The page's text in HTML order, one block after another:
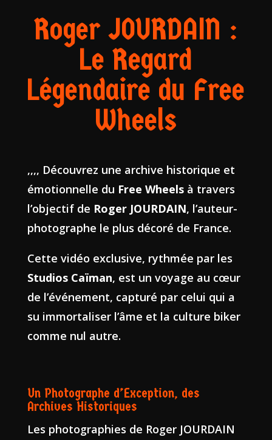
Roger JOURDAIN :
Le Regard
Légendaire du Free
Wheels
,,,, Découvrez une archive historique et
émotionnelle du Free Wheelsà travers
l’objectif de Roger JOURDAIN, l’auteur-
photographe le plus décoré de France.
Cette vidéo exclusive, rythmée par les
Studios Caïman, est un voyage au cœur
de l’événement, capturé par celui qui a
su immortaliser l’âme et la culture biker
comme nul autre.
Un Photographe d’Exception, des
Archives Historiques
Les photographies de Roger JOURDAIN